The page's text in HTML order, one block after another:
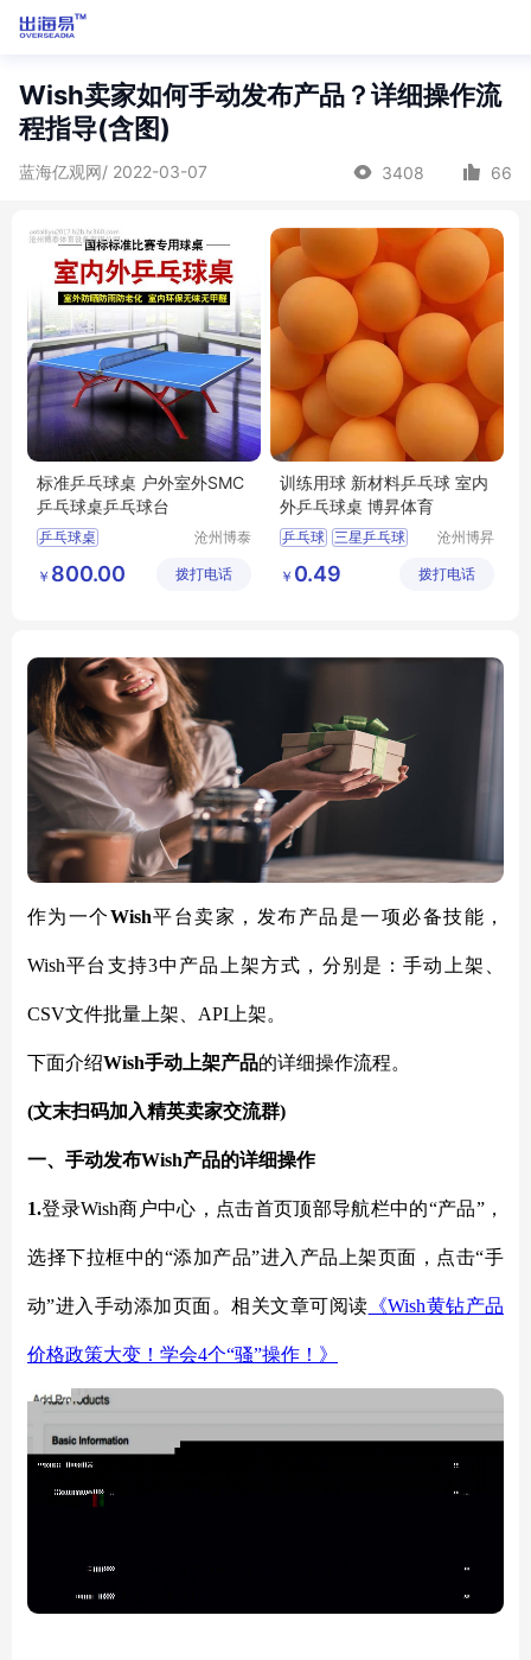
Wish卖家如何手动发布产品？详细操作流
程指导(含图)
蓝海亿观网/ 2022-03-07 3408 66
标准乒乓球桌 户外室外SMC
乒乓球桌乒乓球台
乒乓球桌
沧州博泰
有限公司
￥ 800.00 拨打电话
训练用球 新材料乒乓球 室内
外乒乓球桌 博昇体育
乒乓球 三星乒乓球
新材料乒乓球
沧州博昇
有限公司
￥ 0.49 拨打电话
作为一个Wish平台卖家，发布产品是一项必备技能，
Wish平台支持3中产品上架方式，分别是：手动上架、
CSV文件批量上架、API上架。
下面介绍Wish手动上架产品的详细操作流程。
(文末扫码加入精英卖家交流群)
一、手动发布Wish产品的详细操作
1.登录Wish商户中心，点击首页顶部导航栏中的“产品”，
选择下拉框中的“添加产品”进入产品上架页面，点击“手
动”进入手动添加页面。相关文章可阅读 《Wish黄钻产品
价格政策大变！学会4个“骚”操作！》